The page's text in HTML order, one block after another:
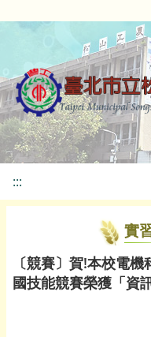
:::
實
〔競賽〕賀!本校電
國技能競賽榮獲「資